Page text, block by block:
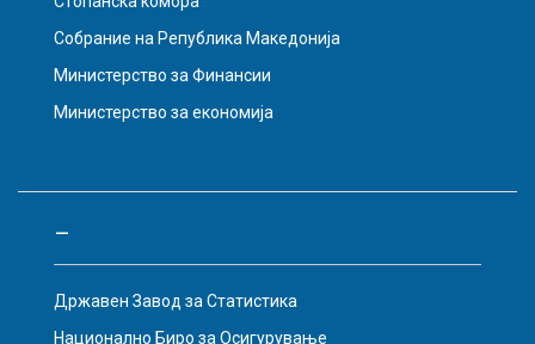
Собрание на Република Македонија
Министерство за Финансии
Министерство за економија
–
Државен Завод за Статистика
Национално Биро за Осигурување